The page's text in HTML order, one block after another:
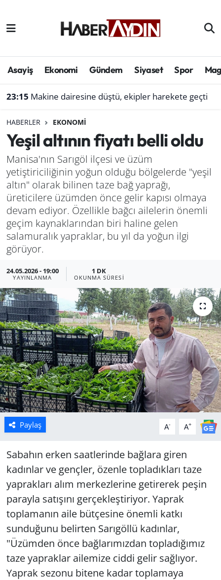
Asayiş Ekonomi Gündem Siyaset Spor
23:15 Makine dairesine düştü, ekipler harekete geçti
HABERLER EKONOMI
Yeşil altının fiyatı belli oldu
Manisa'nın Sarıgöl ilçesi ve üzüm
yetiştiriciliğinin yoğun olduğu bölgelerde "yeşil
altın" olarak bilinen taze bağ yaprağı,
üreticilere üzümden önce gelir kapısı olmaya
devam ediyor. Özellikle bağcı ailelerin önemli
geçim kaynaklarından biri haline gelen
salamuralık yapraklar, bu yıl da yoğun ilgi
görüyor.
24.05.2026 - 19:00
YAYINLANMA
1 DK
OKUNMA SÜRESI
Paylaş A- A+
Sabahın erken saatlerinde bağlara giren
kadınlar ve gençler, özenle topladıkları taze
yaprakları alım merkezlerine getirerek peşin
parayla satışını gerçekleştiriyor. Yaprak
toplamanın aile bütçesine önemli katkı
sunduğunu belirten Sarıgöllü kadınlar,
"Üzümden önce bağlarımızdan topladığımız
taze yapraklar ailemize ciddi gelir sağlıyor.
Yaprak sezonu bitene kadar toplamaya
Afyonkarahisar
Çevre
Genel
Haber
Izmir
Kütahya
Manisa
Politika
Uşak
Aydın Hava Durumu
Süper Lig Puan Durumu ve Fikstür
Son Dakika Haberleri
Haber Arşivi